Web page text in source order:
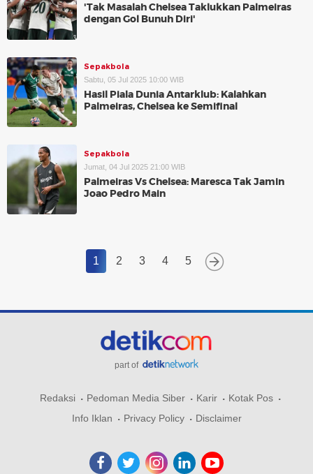
'Tak Masalah Chelsea Taklukkan Palmeiras
dengan Gol Bunuh Diri'
Sepakbola
Sabtu, 05 Jul 2025 10:00 WIB
Hasil Piala Dunia Antarklub: Kalahkan
Palmeiras, Chelsea ke Semifinal
Sepakbola
Jumat, 04 Jul 2025 21:00 WIB
Palmeiras Vs Chelsea: Maresca Tak Jamin
Joao Pedro Main
1 2 3 4 5
part of
Redaksi Pedoman Media Siber Karir
Kotak Pos
Info Iklan
Privacy Policy Disclaimer